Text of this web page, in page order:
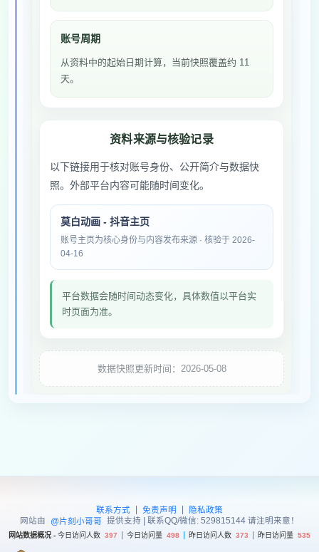
账号周期
从资料中的起始日期计算，当前快照覆盖约 11
天。
资料来源与核验记录
以下链接用于核对账号身份、公开简介与数据快
照。外部平台内容可能随时间变化。
莫白动画 - 抖音主页
账号主页为核心身份与内容发布来源 · 核验于 2026-
04-16
平台数据会随时间动态变化，具体数值以平台实
时页面为准。
数据快照更新时间：2026-05-08
联系方式 | 免责声明 |
隐私政策
网站由
@片刻小哥哥 提供支持 | 联系QQ/微信: 529815144 请注明来意！
网站数据概况 - 今日访问人数 397 今日访问量 498 昨日访问人数 373 昨日访问量 535